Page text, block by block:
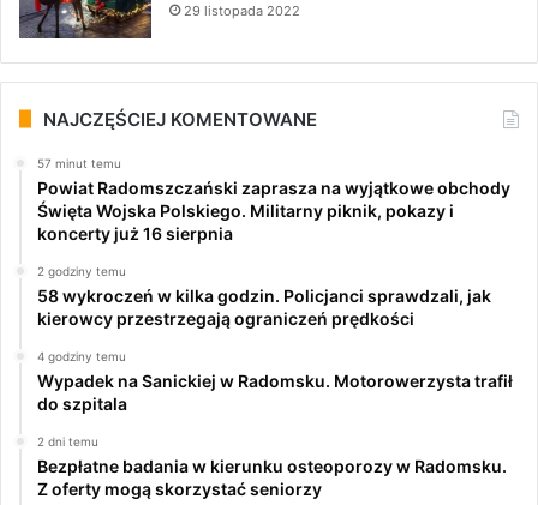
29 listopada 2022
NAJCZĘŚCIEJ KOMENTOWANE
57 minut temu
Powiat Radomszczański zaprasza na wyjątkowe obchody
Święta Wojska Polskiego. Militarny piknik, pokazy i
koncerty już 16 sierpnia
2 godziny temu
58 wykroczeń w kilka godzin. Policjanci sprawdzali, jak
kierowcy przestrzegają ograniczeń prędkości
4 godziny temu
Wypadek na Sanickiej w Radomsku. Motorowerzysta trafił
do szpitala
2 dni temu
Bezpłatne badania w kierunku osteoporozy w Radomsku.
Z oferty mogą skorzystać seniorzy